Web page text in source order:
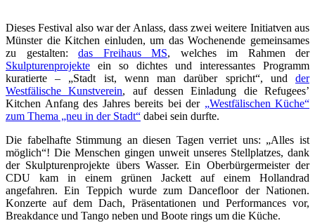
Dieses Festival also war der Anlass, dass zwei weitere Initiatven aus
Münster die Kitchen einluden, um das Wochenende gemeinsames
zu gestalten: das Freihaus MS, welches im Rahmen der
Skulpturenprojekte ein so dichtes und interessantes Programm
kuratierte – „Stadt ist, wenn man darüber spricht“, und der
Westfälische Kunstverein, auf dessen Einladung die Refugees’
Kitchen Anfang des Jahres bereits bei der „Westfälischen Küche“
zum Thema „neu in der Stadt“ dabei sein durfte.
Die fabelhafte Stimmung an diesen Tagen verriet uns: „Alles ist
möglich“! Die Menschen gingen unweit unseres Stellplatzes, dank
der Skulpturenprojekte übers Wasser. Ein Oberbürgermeister der
CDU kam in einem grünen Jackett auf einem Hollandrad
angefahren. Ein Teppich wurde zum Dancefloor der Nationen.
Konzerte auf dem Dach, Präsentationen und Performances vor,
Breakdance und Tango neben und Boote rings um die Küche.